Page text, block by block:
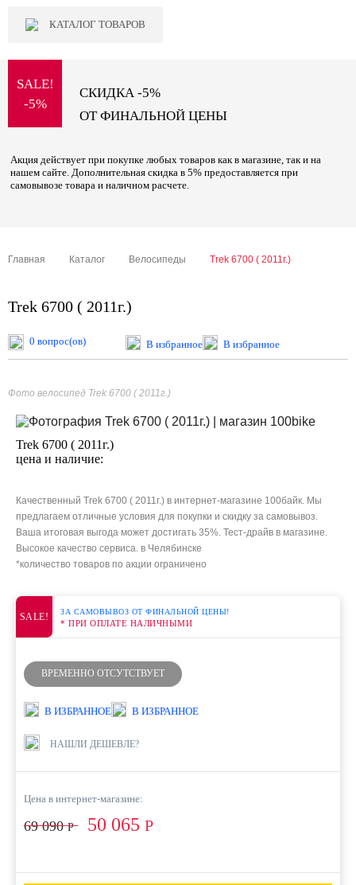
КАТАЛОГ ТОВАРОВ
SALE!
-5%
СКИДКА -5%
ОТ ФИНАЛЬНОЙ ЦЕНЫ
Акция действует при покупке любых товаров как в магазине, так и на
нашем сайте. Дополнительная скидка в 5% предоставляется при
самовывозе товара и наличном расчете.
Главная Каталог Велосипеды Trek 6700 ( 2011г.)
Trek 6700 ( 2011г.)
0 вопрос(ов) В избранное В избранное
Фото велосипед Trek 6700 ( 2011г.)
Trek 6700 ( 2011г.)
цена и наличие:
Качественный Trek 6700 ( 2011г.) в интернет-магазине 100байк. Мы
предлагаем отличные условия для покупки и скидку за самовывоз.
Ваша итоговая выгода может достигать 35%. Тест-драйв в магазине.
Высокое качество сервиса. в Челябинске
*количество товаров по акции ограничено
SALE! ЗА САМОВЫВОЗ ОТ ФИНАЛЬНОЙ ЦЕНЫ!
* ПРИ ОПЛАТЕ НАЛИЧНЫМИ
ВРЕМЕННО ОТСУТСТВУЕТ
В ИЗБРАННОЕ В ИЗБРАННОЕ
НАШЛИ ДЕШЕВЛЕ?
Цена в интернет-магазине:
69 090Р 50 065 Р